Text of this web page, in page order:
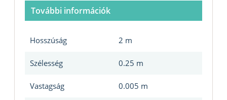
További információk
Hosszúság 2 m
Szélesség 0.25 m
Vastagság 0.005 m